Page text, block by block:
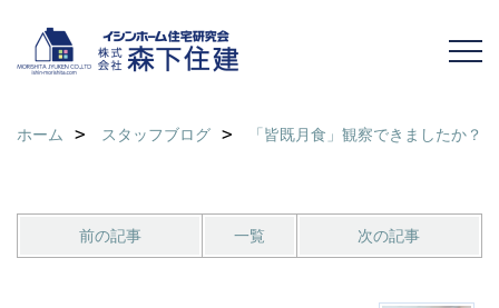
ホーム スタッフブログ 「皆既月食」観察できましたか？
前の記事 一覧 次の記事